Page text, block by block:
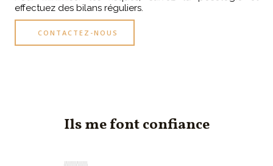
effectuez des bilans réguliers.
CONTACTEZ-NOUS
Ils me font confiance